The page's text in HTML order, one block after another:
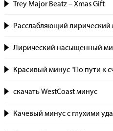
Trey Major Beatz – Xmas Gift
Расслабляющий
Лирический насыщенный
Красивый минус "По пути к
скачать WestCoast минус
Качевый минус с глухими